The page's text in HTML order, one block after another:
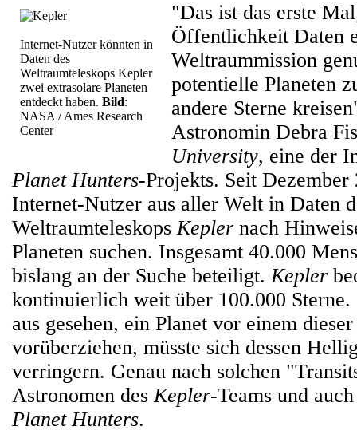
Internet-Nutzer könnten in
Daten des
Weltraumteleskops Kepler
zwei extrasolare Planeten
entdeckt haben. Bild:
NASA / Ames Research
Center
"Das ist das erste
Öffentlichkeit Daten
Weltraummission
potentielle Planeten
andere Sterne
Astronomin Debra
University, eine der
Planet Hunters-Projekts. Seit Dezember
Internet-Nutzer aus aller Welt in Daten
WeltraumteleskopsKepler nach
Planeten suchen. Insgesamt 40.000
bislang an der Suche beteiligt.Kepler
kontinuierlich weit über 100.000
aus gesehen, ein Planet vor einem
vorüberziehen, müsste sich dessen
verringern. Genau nach solchen
Astronomen desKepler-Teams und
Planet Hunters.